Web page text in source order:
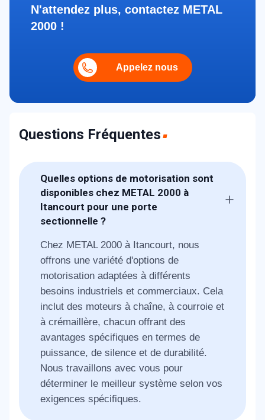
N'attendez plus, contactez METAL
2000 !
Appelez nous
Questions Fréquentes
Quelles options de motorisation sont
disponibles chez METAL 2000 à
Itancourt pour une porte
sectionnelle ?
Chez METAL 2000 à Itancourt, nous
offrons une variété d'options de
motorisation adaptées à différents
besoins industriels et commerciaux. Cela
inclut des moteurs à chaîne, à courroie et
à crémaillère, chacun offrant des
avantages spécifiques en termes de
puissance, de silence et de durabilité.
Nous travaillons avec vous pour
déterminer le meilleur système selon vos
exigences spécifiques.